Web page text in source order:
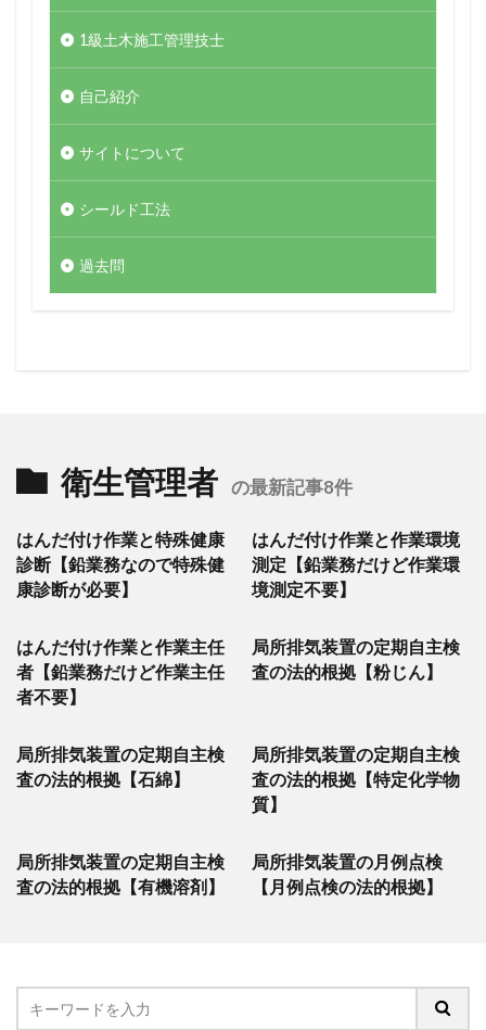
1級土木施工管理技士
自己紹介
サイトについて
シールド工法
過去問
衛生管理者 の最新記事8件
はんだ付け作業と特殊健康
診断【鉛業務なので特殊健
康診断が必要】
はんだ付け作業と作業環境
測定【鉛業務だけど作業環
境測定不要】
はんだ付け作業と作業主任
者【鉛業務だけど作業主任
者不要】
局所排気装置の定期自主検
査の法的根拠【粉じん】
局所排気装置の定期自主検
査の法的根拠【石綿】
局所排気装置の定期自主検
査の法的根拠【特定化学物
質】
局所排気装置の定期自主検
査の法的根拠【有機溶剤】
局所排気装置の月例点検
【月例点検の法的根拠】